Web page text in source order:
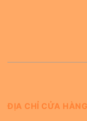
ĐỊA CHỈ CỬA HÀNG